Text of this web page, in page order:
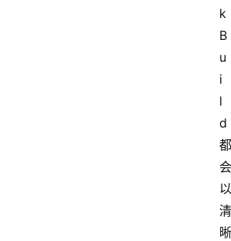
k
B
u
i
l
d
都
会
以
清
晰